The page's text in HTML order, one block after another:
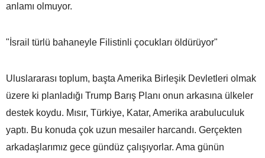
anlamı olmuyor.
"İsrail türlü bahaneyle Filistinli çocukları öldürüyor"
Uluslararası toplum, başta Amerika Birleşik Devletleri olmak
üzere ki planladığı Trump Barış Planı onun arkasına ülkeler
destek koydu. Mısır, Türkiye, Katar, Amerika arabuluculuk
yaptı. Bu konuda çok uzun mesailer harcandı. Gerçekten
arkadaşlarımız gece gündüz çalışıyorlar. Ama günün